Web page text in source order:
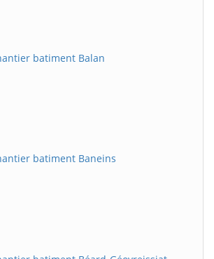
batiment Balan
batiment Baneins